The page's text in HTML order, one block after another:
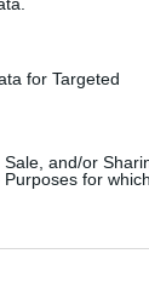
for Targeted
and/or
for
ότι
παιχνίδια
από την
αγνοία της